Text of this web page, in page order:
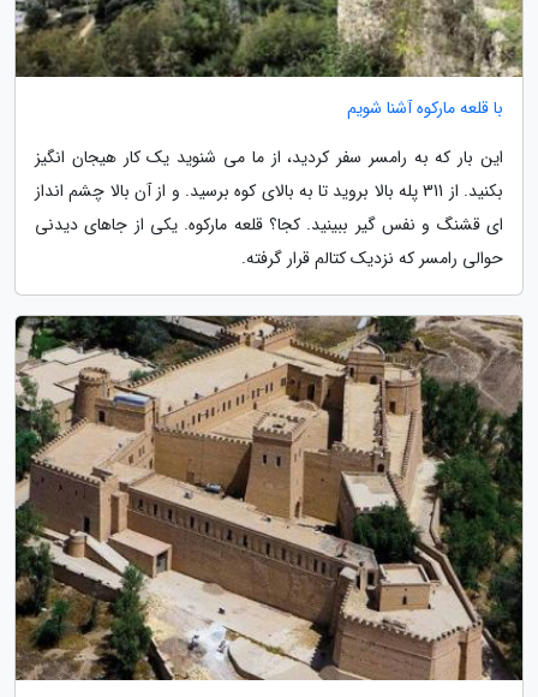
با قلعه مارکوه آشنا شویم
این بار که به رامسر سفر کردید، از ما می شنوید یک کار هیجان انگیز
بکنید. از 311 پله بالا بروید تا به بالای کوه برسید. و از آن بالا چشم انداز
ای قشنگ و نفس گیر ببینید. کجا؟ قلعه مارکوه. یکی از جاهای دیدنی
حوالی رامسر که نزدیک کتالم قرار گرفته.